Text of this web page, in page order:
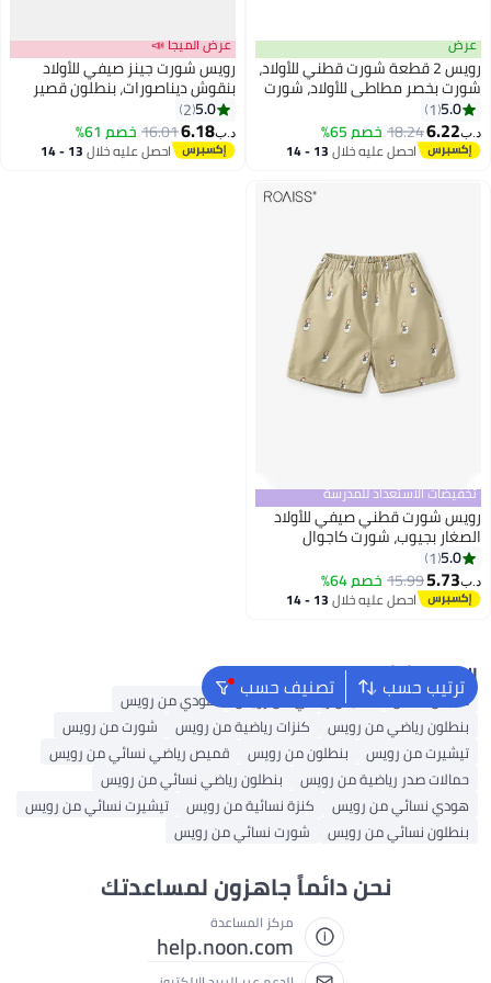
عرض
رويس 2 قطعة شورت قطني للأولاد،
شورت بخصر مطاطي للأولاد، شورت
صيفي غير رسمي، مناسب للارتداء
اليومي، الشاطئ، العطلات، السفر أو
أي مناسبة
5.0
1
د.ب‏6.22
18.24خصم 65%
احصل عليه خلال 13 - 14
عرض الميجا 📣
رويس شورت جينز صيفي للأولاد
بنقوش ديناصورات، بنطلون قصير
بخصر مرن مستقيم الساق، شورت
جينز أنيق متعدد الاستخدامات
للأولاد الصغار، مناسب للارتداء
اليومي والمناسبات الأخرى
5.0
2
د.ب‏6.18
16.01خصم 61%
احصل عليه خلال 13 - 14
2
تخفيضات الاستعداد للمدرسة
رويس شورت قطني صيفي للأولاد
الصغار بجيوب، شورت كاجوال
بنقوش كرتونية، بنطلون صيفي
قصير بخصر مرن للأطفال الصغار،
مناسب للتنسيق مع بلوزات مختلفة
5.0
1
د.ب‏5.73
15.99خصم 64%
احصل عليه خلال 13 - 14
ترتيب حسب تصنيف حسب البحث الشائع
ملابس اطفال قميص رياضي من رويس
هودي من رويس
بنطلون رياضي من رويس
كنزات رياضية من رويس
شورت من رويس
تيشيرت من رويس
بنطلون من رويس
قميص رياضي نسائي من رويس
حمالات صدر رياضية من رويس
بنطلون رياضي نسائي من رويس
هودي نسائي من رويس
كنزة نسائية من رويس
تيشيرت نسائي من رويس
بنطلون نسائي من رويس
شورت نسائي من رويس
نحن دائماً جاهزون لمساعدتك
مركز المساعدة
help.noon.com